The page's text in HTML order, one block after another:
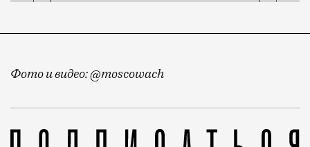
Фото и видео: @moscowach
Продолжаем вести хронику балконов. Недавно мы